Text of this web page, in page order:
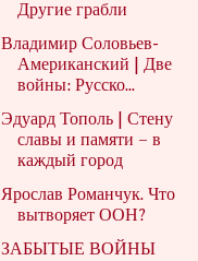
Другие грабли
Владимир Соловьев-
Американский | Две
войны: Русско...
Эдуард Тополь | Стену
славы и памяти – в
каждый город
Ярослав Романчук. Что
вытворяет ООН?
ЗАБЫТЫЕ ВОЙНЫ